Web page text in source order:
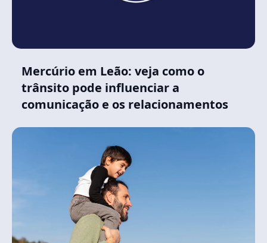
Mercúrio em Leão: veja como o
trânsito pode influenciar a
comunicação e os relacionamentos